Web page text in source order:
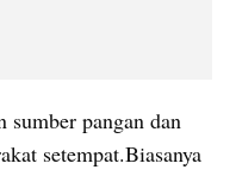
sumber pangan dan
setempat.Biasanya